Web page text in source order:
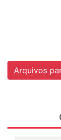
Arquivos